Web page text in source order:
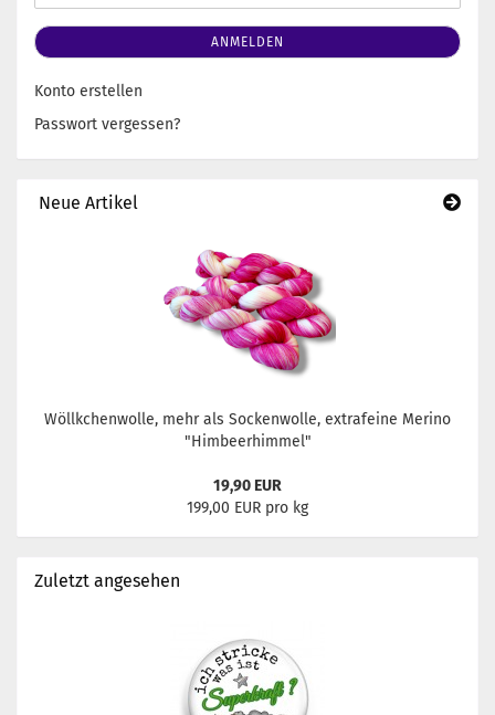
ANMELDEN
Konto erstellen
Passwort vergessen?
Neue Artikel
Wöllkchenwolle, mehr als Sockenwolle, extrafeine Merino
"Himbeerhimmel"
19,90 EUR
199,00 EUR pro kg
Zuletzt angesehen